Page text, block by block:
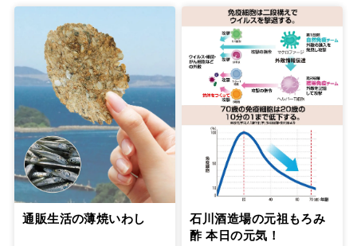
通販生活の薄焼いわし
石川酒造場の元祖もろみ
酢 本日の元気！